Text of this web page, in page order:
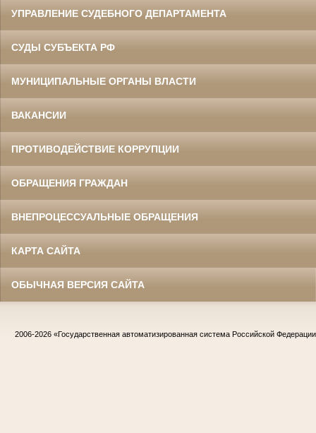
УПРАВЛЕНИЕ СУДЕБНОГО ДЕПАРТАМЕНТА
СУДЫ СУБЪЕКТА РФ
МУНИЦИПАЛЬНЫЕ ОРГАНЫ ВЛАСТИ
ВАКАНСИИ
ПРОТИВОДЕЙСТВИЕ КОРРУПЦИИ
ОБРАЩЕНИЯ ГРАЖДАН
ВНЕПРОЦЕССУАЛЬНЫЕ ОБРАЩЕНИЯ
КАРТА САЙТА
ОБЫЧНАЯ ВЕРСИЯ САЙТА
2006-2026 «Государственная автоматизированная система Российской